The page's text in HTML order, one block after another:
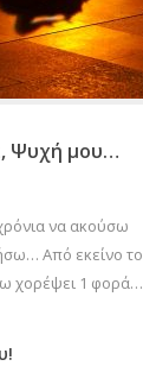
Ψυχή μου…
να ακούσω
Από εκείνο το
χορέψει 1 φορά…